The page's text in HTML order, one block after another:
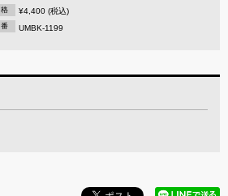
¥4,400 (税込)
UMBK-1199